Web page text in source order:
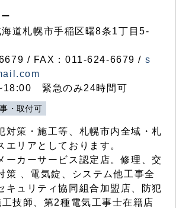
道札幌市手稲区曙8条1丁目5-
/ FAX：011-624-6679 / s
緊急のみ24時間可
・取付可
対策・施工等、札幌市内全域・札
エリアとしております。
ーカーサービス認定店。修理、交
策 、電気錠、システム他工事全
キュリティ協同組合加盟店、防犯
技師、第2種電気工事士在籍店